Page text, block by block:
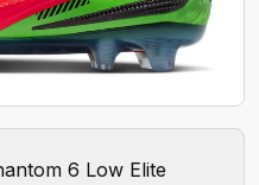
6 Low Elite